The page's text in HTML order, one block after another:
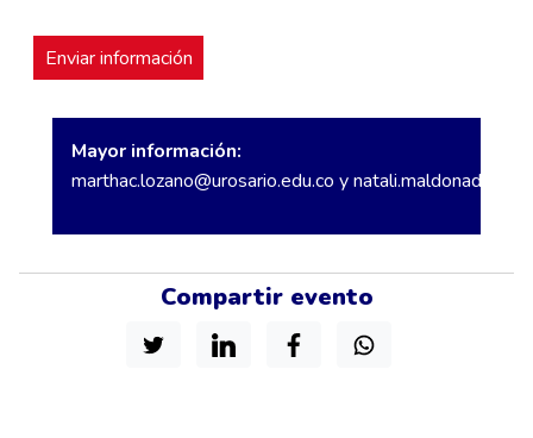
Mayor información:
marthac.lozano@urosario.edu.co y
Compartir evento